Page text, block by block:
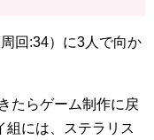
回:34）に3人で向か
らゲーム制作に戻
組には、ステラリス